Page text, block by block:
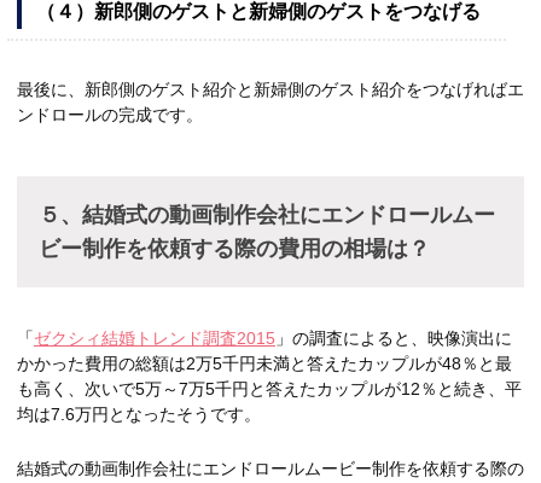
（４）新郎側のゲストと新婦側のゲストをつなげる
最後に、新郎側のゲスト紹介と新婦側のゲスト紹介をつなげればエ
ンドロールの完成です。
５、結婚式の動画制作会社にエンドロールムー
ビー制作を依頼する際の費用の相場は？
「ゼクシィ結婚トレンド調査2015 」の調査によると、映像演出に
かかった費用の総額は2万5千円未満と答えたカップルが48％と最
も高く、次いで5万～7万5千円と答えたカップルが12％と続き、平
均は7.6万円となったそうです。
結婚式の動画制作会社にエンドロールムービー制作を依頼する際の